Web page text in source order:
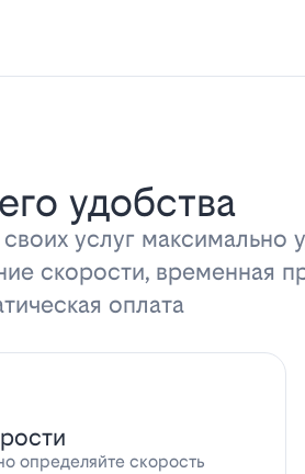
удобства
услуг максимально
скорости, временная
оплата
определяйте скорость